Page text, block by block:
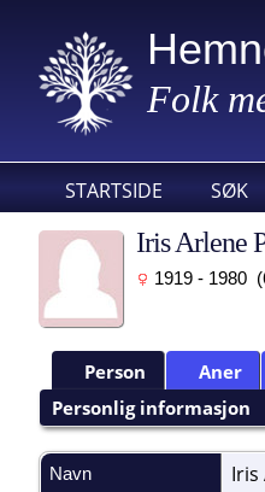
Folk
STARTSIDE SØK
Iris Arlene
1919 - 1980
Person Aner
Personlig informasjon
Navn Iris